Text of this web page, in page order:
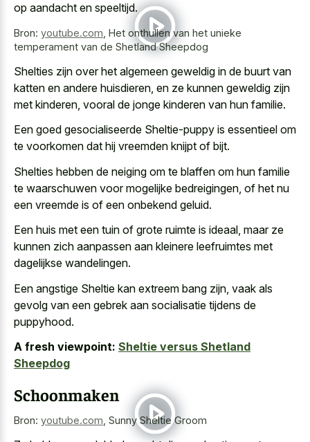
op aandacht en speeltijd.
Bron: youtube.com Het onthullen van het unieke
temperament van de Shetland Sheepdog
Shelties zijn over het algemeen geweldig in de buurt van
katten en andere huisdieren, en ze kunnen geweldig zijn
met kinderen, vooral de jonge kinderen van hun familie.
Een goed gesocialiseerde Sheltie-puppy is essentieel om
te voorkomen dat hij vreemden knijpt of bijt.
Shelties hebben de neiging om te blaffen om hun familie
te waarschuwen voor mogelijke bedreigingen, of het nu
een vreemde is of een onbekend geluid.
Een huis met een tuin of grote ruimte is ideaal, maar ze
kunnen zich aanpassen aan kleinere leefruimtes met
dagelijkse wandelingen.
Een angstige Sheltie kan extreem bang zijn, vaak als
gevolg van een gebrek aan socialisatie tijdens de
puppyhood.
A fresh viewpoint: Sheltie versus Shetland
Sheepdog
Schoonmaken
Bron: youtube.com Sunny Sheltie Groom